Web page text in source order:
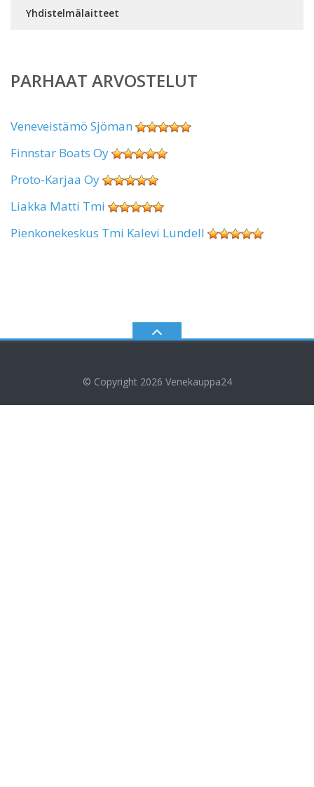
Yhdistelmälaitteet
PARHAAT ARVOSTELUT
Veneveistämö Sjöman
Finnstar Boats Oy
Proto-Karjaa Oy
Liakka Matti Tmi
Pienkonekeskus Tmi Kalevi Lundell
© Copyright 2026 Venekauppa24